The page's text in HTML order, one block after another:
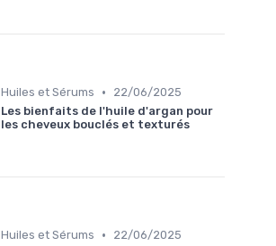
Huiles et Sérums •
22/06/2025
Les bienfaits de l'huile d'argan pour
les cheveux bouclés et texturés
Huiles et Sérums •
22/06/2025